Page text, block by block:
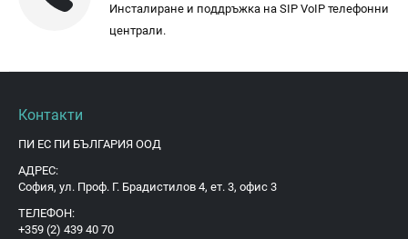
Инсталиране и поддръжка на SIP VoIP телефонни
централи.
Контакти
ПИ ЕС ПИ БЪЛГАРИЯ ООД
АДРЕС:
София, ул. Проф. Г. Брадистилов 4, ет. 3, офис 3
ТЕЛЕФОН:
+359 (2) 439 40 70